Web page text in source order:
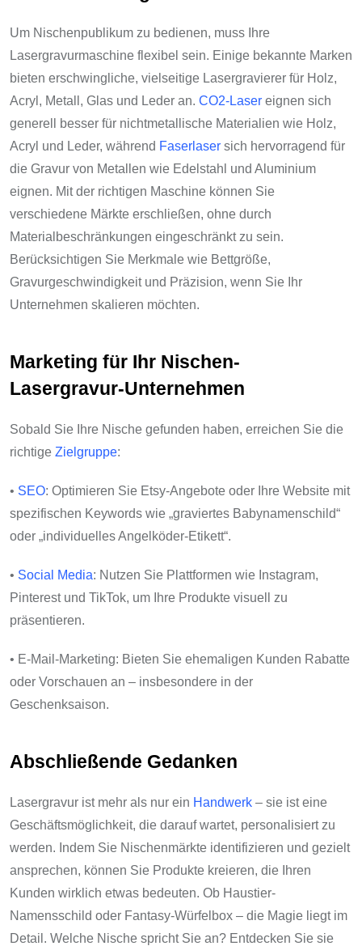
Um Nischenpublikum zu bedienen, muss Ihre
Lasergravurmaschine flexibel sein. Einige bekannte Marken
bieten erschwingliche, vielseitige Lasergravierer für Holz,
Acryl, Metall, Glas und Leder an. CO2-Laser eignen sich
generell besser für nichtmetallische Materialien wie Holz,
Acryl und Leder, während Faserlaser sich hervorragend für
die Gravur von Metallen wie Edelstahl und Aluminium
eignen. Mit der richtigen Maschine können Sie
verschiedene Märkte erschließen, ohne durch
Materialbeschränkungen eingeschränkt zu sein.
Berücksichtigen Sie Merkmale wie Bettgröße,
Gravurgeschwindigkeit und Präzision, wenn Sie Ihr
Unternehmen skalieren möchten.
Marketing für Ihr Nischen-
Lasergravur-Unternehmen
Sobald Sie Ihre Nische gefunden haben, erreichen Sie die
richtige Zielgruppe:
• SEO: Optimieren Sie Etsy-Angebote oder Ihre Website mit
spezifischen Keywords wie „graviertes Babynamenschild“
oder „individuelles Angelköder-Etikett“.
• Social Media: Nutzen Sie Plattformen wie Instagram,
Pinterest und TikTok, um Ihre Produkte visuell zu
präsentieren.
• E-Mail-Marketing: Bieten Sie ehemaligen Kunden Rabatte
oder Vorschauen an – insbesondere in der
Geschenksaison.
Abschließende Gedanken
Lasergravur ist mehr als nur ein Handwerk – sie ist eine
Geschäftsmöglichkeit, die darauf wartet, personalisiert zu
werden. Indem Sie Nischenmärkte identifizieren und gezielt
ansprechen, können Sie Produkte kreieren, die Ihren
Kunden wirklich etwas bedeuten. Ob Haustier-
Namensschild oder Fantasy-Würfelbox – die Magie liegt im
Detail. Welche Nische spricht Sie an? Entdecken Sie sie